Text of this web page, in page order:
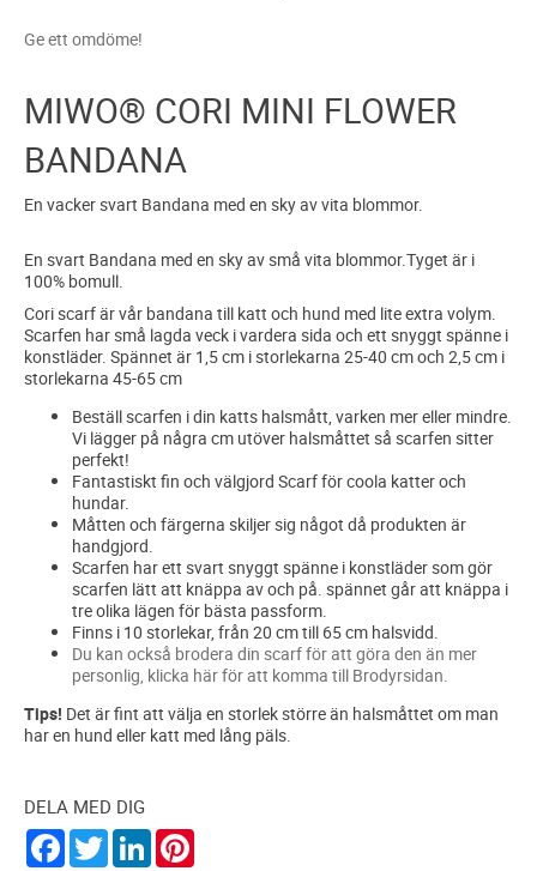
Ge ett omdöme!
MIWO® CORI MINI FLOWER
BANDANA
En vacker svart Bandana med en sky av vita blommor.
En svart Bandana med en sky av små vita blommor.Tyget är i
100% bomull.
Cori scarf är vår bandana till katt och hund med lite extra volym.
Scarfen har små lagda veck i vardera sida och ett snyggt spänne i
konstläder. Spännet är 1,5 cm i storlekarna 25-40 cm och 2,5 cm i
storlekarna 45-65 cm
Beställ scarfen i din katts halsmått, varken mer eller mindre.
Vi lägger på några cm utöver halsmåttet så scarfen sitter
perfekt!
Fantastiskt fin och välgjord Scarf för coola katter och
hundar.
Måtten och färgerna skiljer sig något då produkten är
handgjord.
Scarfen har ett svart snyggt spänne i konstläder som gör
scarfen lätt att knäppa av och på. spännet går att knäppa i
tre olika lägen för bästa passform.
Finns i 10 storlekar, från 20 cm till 65 cm halsvidd.
Du kan också brodera din scarf för att göra den än mer
personlig, klicka här för att komma till Brodyrsidan.
Tips! Det är fint att välja en storlek större än halsmåttet om man
har en hund eller katt med lång päls.
DELA MED DIG
F
T
w
L